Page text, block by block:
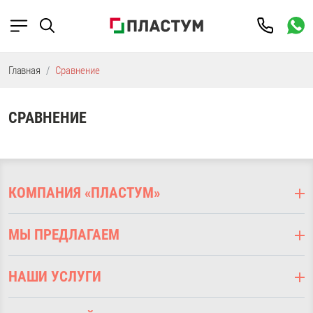
Главная Сравнение
СРАВНЕНИЕ
КОМПАНИЯ «ПЛАСТУМ»
Оплата
Доставка
Наши услуги
МЫ ПРЕДЛАГАЕМ
Откосы оконные
Отливы оконные
НАШИ УСЛУГИ